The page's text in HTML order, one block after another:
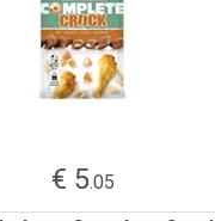
€ 5.05